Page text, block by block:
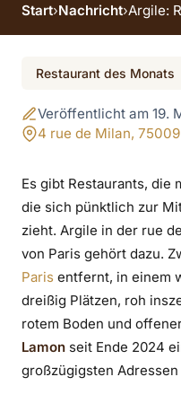
Argile:
Lamons
zwei
Hotel
Start›Nachricht›Argile:
Restaurant des Monats
Veröffentlicht am 19.
4 rue de Milan,
Es gibt Restaurants, die
die sich pünktlich zur
zieht. Argile in der rue
von Paris gehört dazu.
Paris entfernt, in einem
dreißig Plätzen, roh
rotem Boden und
Lamon seit Ende 2024
großzügigsten